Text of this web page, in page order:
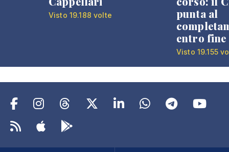
Visto 19.188 volte
punta al
entro fine
Visto 19.155